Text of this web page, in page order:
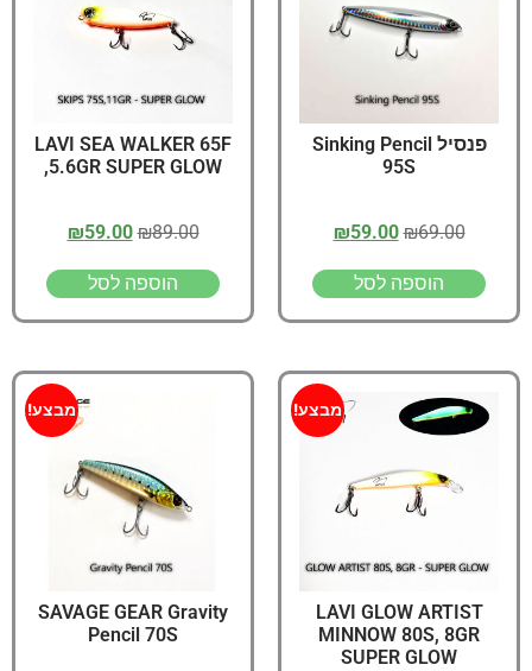
פנסיל Sinking Pencil
95S
₪69.00
₪59.00
הוספה לסל
LAVI SEA WALKER 65F
,5.6GR SUPER GLOW
₪89.00
₪59.00
הוספה לסל
מבצע!
LAVI GLOW ARTIST
MINNOW 80S, 8GR
SUPER GLOW
מבצע!
SAVAGE GEAR Gravity
Pencil 70S